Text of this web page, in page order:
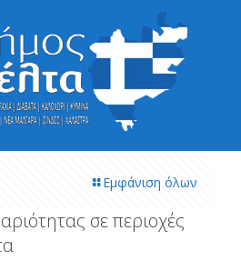
Εμφάνιση όλων
σε περιοχές